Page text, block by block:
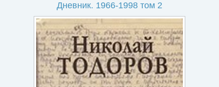
Електронни книги
Е-списания
Подаръци
Дневник. 1966-1998 том 2